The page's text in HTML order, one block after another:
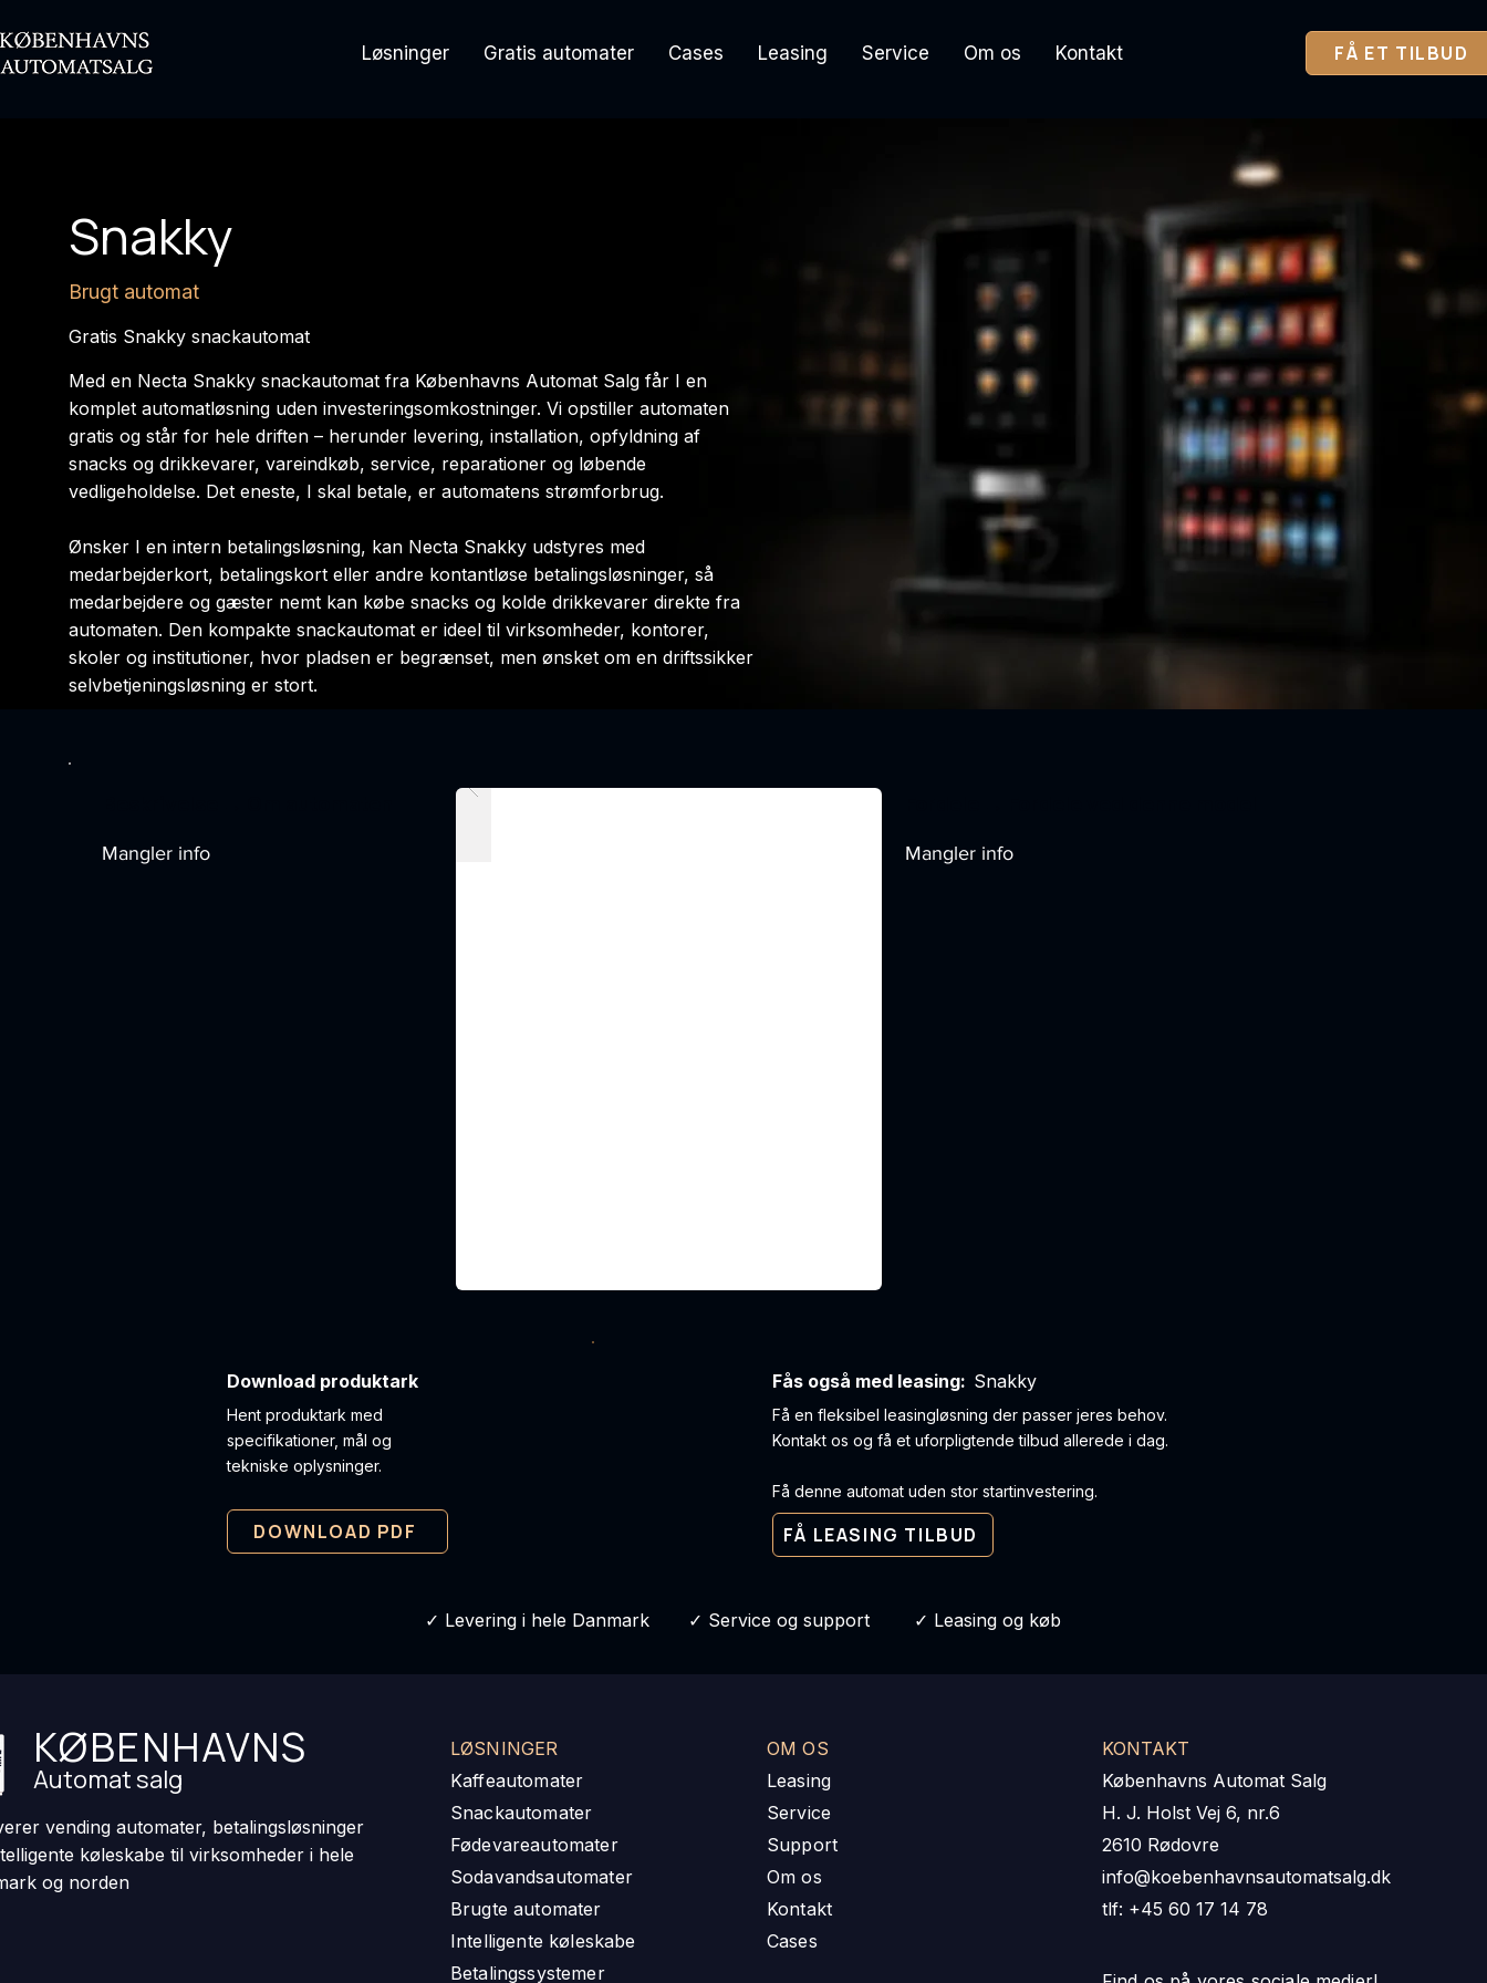
Løsninger Gratis automater Cases Leasing Service Om os Kontakt FÅ ET TILBUD
Snakky
Brugt automat
Gratis Snakky snackautomat
Med en Necta Snakky snackautomat fra Københavns Automat Salg får I en
komplet automatløsning uden investeringsomkostninger. Vi opstiller automaten
gratis og står for hele driften – herunder levering, installation, opfyldning af
snacks og drikkevarer, vareindkøb, service, reparationer og løbende
vedligeholdelse. Det eneste, I skal betale, er automatens strømforbrug.
Ønsker I en intern betalingsløsning, kan Necta Snakky udstyres med
medarbejderkort, betalingskort eller andre kontantløse betalingsløsninger, så
medarbejdere og gæster nemt kan købe snacks og kolde drikkevarer direkte fra
automaten. Den kompakte snackautomat er ideel til virksomheder, kontorer,
skoler og institutioner, hvor pladsen er begrænset, men ønsket om en driftssikker
selvbetjeningsløsning er stort.
Mangler info Mangler info
Download produktark
Hent produktark med
specifikationer, mål og
tekniske oplysninger.
DOWNLOAD PDF
Fås også med leasing: Snakky
Få en fleksibel leasingløsning der passer jeres behov.
Kontakt os og få et uforpligtende tilbud allerede i dag.
Få denne automat uden stor startinvestering.
FÅ LEASING TILBUD
✓ Levering i hele Danmark ✓ Service og support ✓ Leasing og køb
KØBENHAVNS
Automat salg
vending automater, betalingsløsninger
køleskabe til virksomheder i hele
og norden
LØSNINGER
Kaffeautomater
Snackautomater
Fødevareautomater
Sodavandsautomater
Brugte automater
Intelligente køleskabe
Betalingssystemer
OM OS
Leasing
Service
Support
Om os
Kontakt
Cases
KONTAKT
Københavns Automat Salg
H. J. Holst Vej 6, nr.6
2610 Rødovre
info@koebenhavnsautomatsalg.dk
tlf: +45 60 17 14 78